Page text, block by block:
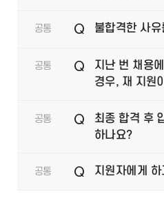
공통 Q 불합격한 사
공통 Q
지난 번 채용
경우, 재 지원
공통 Q
최종 합격 후
하나요?
공통 Q 지원자에게